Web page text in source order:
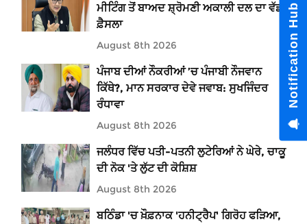
ਮੀਟਿੰਗ ਤੋਂ ਬਾਅਦ ਸ਼੍ਰੋਮਣੀ ਅਕਾਲੀ ਦਲ ਦਾ ਵੱਡਾ
ਫ਼ੈਸਲਾ
August 8th 2026
ਪੰਜਾਬ ਦੀਆਂ ਨੌਕਰੀਆਂ ’ਚ ਪੰਜਾਬੀ ਨੌਜਵਾਨ
ਕਿੱਥੇ?, ਮਾਨ ਸਰਕਾਰ ਦੇਵੇ ਜਵਾਬ: ਸੁਖਜਿੰਦਰ
ਰੰਧਾਵਾ
August 8th 2026
ਜਲੰਧਰ ਵਿੱਚ ਪਤੀ-ਪਤਨੀ ਲੁਟੇਰਿਆਂ ਨੇ ਘੇਰੇ, ਚਾਕੂ
ਦੀ ਨੋਕ 'ਤੇ ਲੁੱਟ ਦੀ ਕੋਸ਼ਿਸ਼
August 8th 2026
ਬਠਿੰਡਾ 'ਚ ਖ਼ੌਫ਼ਨਾਕ 'ਹਨੀਟ੍ਰੈਪ' ਗਿਰੋਹ ਫੜਿਆ,
Notification Hub